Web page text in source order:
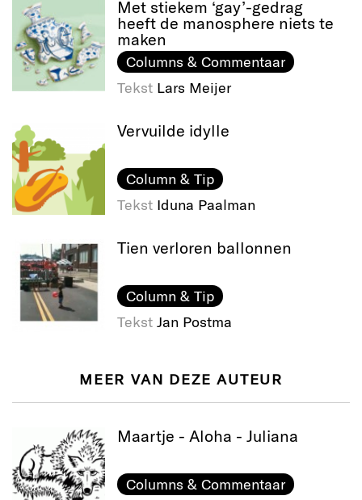
Met stiekem ‘gay’-gedrag
heeft de manosphere niets te
maken
Columns & Commentaar
Tekst Lars Meijer
Vervuilde idylle
Column & Tip
Tekst Iduna Paalman
Tien verloren ballonnen
Column & Tip
Tekst Jan Postma
MEER VAN DEZE AUTEUR
Maartje - Aloha - Juliana
Columns & Commentaar